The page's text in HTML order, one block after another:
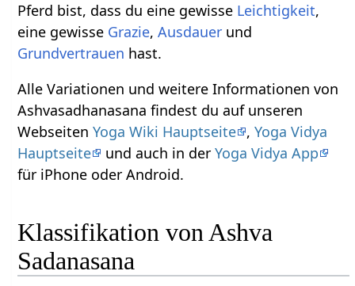
Pferd bist, dass du eine gewisse Leichtigkeit,
eine gewisse Grazie,Ausdauer und
Grundvertrauen hast.
Alle Variationen und weitere Informationen von
Ashvasadhanasana findest du auf unseren
WebseitenYoga Wiki Hauptseite ,Yoga Vidya
Hauptseite
und auch in derYoga Vidya App
für iPhone oder Android.
Klassifikation von Ashva
Sadanasana